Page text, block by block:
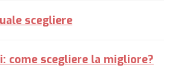
scegliere
come scegliere la migliore?